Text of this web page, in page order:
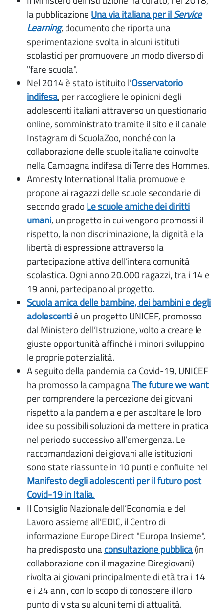
la pubblicazione Una via italiana per ilService
Learning, documento che riporta una
sperimentazione svolta in alcuni istituti
scolastici per promuovere un modo diverso di
"fare scuola".
Nel 2014 è stato istituito l’Osservatorio
indifesa, per raccogliere le opinioni degli
adolescenti italiani attraverso un questionario
online,somministrato tramite il sito e il canale
Instagram di ScuolaZoo, nonché con la
collaborazione delle scuole italiane coinvolte
nella Campagna indifesa di Terre des Hommes.
Amnesty International Italia promuove e
propone ai ragazzi delle scuole secondarie di
secondo grado Le scuole amiche dei diritti
umani, un progetto in cui vengono promossi il
rispetto, la non discriminazione, la dignità e la
libertà di espressione attraverso la
partecipazione attiva dell’intera comunità
scolastica. Ogni anno 20.000 ragazzi, tra i 14 e
19 anni, partecipano al progetto.
Scuola amica delle bambine, dei bambini e degli
adolescentiè un progetto UNICEF, promosso
dal Ministero dell’Istruzione, volto a creare le
giuste opportunità affinché i minori sviluppino
le proprie potenzialità.
A seguito della pandemia da Covid-19, UNICEF
ha promosso la campagnaThe future we want
per comprendere la percezione dei giovani
rispetto alla pandemia e per ascoltare le loro
idee su possibili soluzioni da mettere in pratica
nel periodo successivo all’emergenza. Le
raccomandazioni dei giovani alle istituzioni
sono state riassunte in 10 punti e confluite nel
Manifesto degli adolescenti per il futuro post
Covid-19 in Italia.
Il Consiglio Nazionale dell’Economia e del
Lavoro assieme all'EDIC, il Centro di
informazione Europe Direct "Europa Insieme",
ha predisposto unaconsultazione pubblica(in
collaborazione con il magazine Diregiovani)
rivolta ai giovani principalmente di età tra i 14
e i 24 anni, con lo scopo di conoscere il loro
punto di vista su alcuni temi di attualità.